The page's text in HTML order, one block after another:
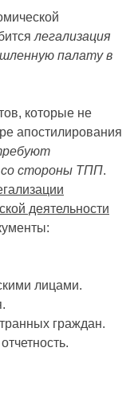
легализация
палату в
которые не
апостилирования
со стороны ТПП.
деятельности
лицами.
граждан.